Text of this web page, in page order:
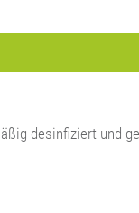
desinfiziert und